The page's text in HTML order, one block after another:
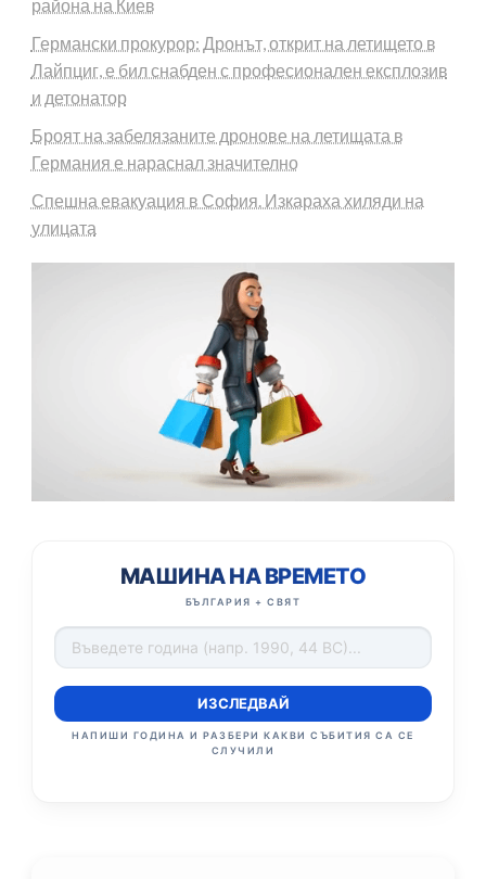
района на Киев
Германски прокурор: Дронът, открит на летището в
Лайпциг, е бил снабден с професионален експлозив
и детонатор
Броят на забелязаните дронове на летищата в
Германия е нараснал значително
Спешна евакуация в София. Изкараха хиляди на
улицата
МАШИНА НА ВРЕМЕТО
БЪЛГАРИЯ + СВЯТ
ИЗСЛЕДВАЙ
НАПИШИ ГОДИНА И РАЗБЕРИ КАКВИ СЪБИТИЯ СА СЕ
СЛУЧИЛИ